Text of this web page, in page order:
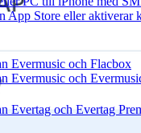
App Store eller aktiverar
Evermusic och Flacbox
Evermusic och
Evertag och Evertag